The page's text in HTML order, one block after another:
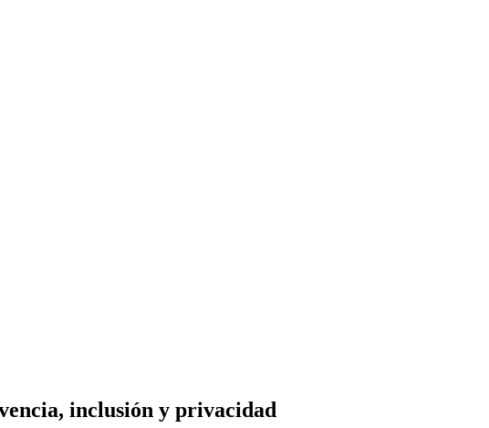
inclusión y privacidad